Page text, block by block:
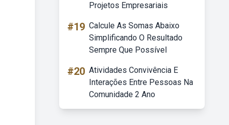
Projetos Empresariais
#19 Calcule As Somas Abaixo
Simplificando O Resultado
Sempre Que Possível
#20 Atividades Convivência E
Interações Entre Pessoas Na
Comunidade 2 Ano